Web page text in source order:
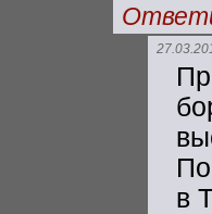
в